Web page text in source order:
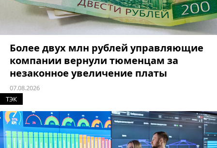
Более двух млн рублей управляющие
компании вернули тюменцам за
незаконное увеличение платы
07.08.2026
ТЭК